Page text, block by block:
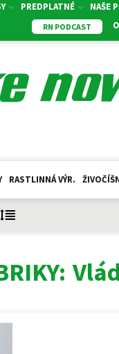
PREDPLATNÉ NAŠE
RN PODCAST
RASTLINNÁ VÝR.